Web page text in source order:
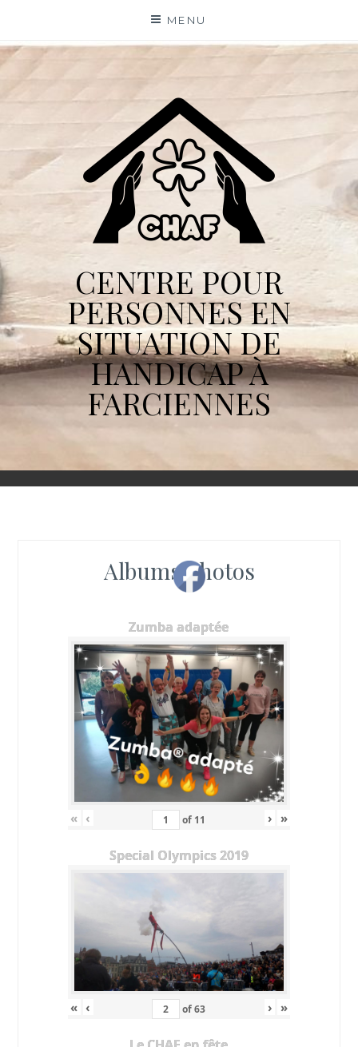
content
MENU
CENTRE POUR
PERSONNES EN
SITUATION DE
HANDICAP À
FARCIENNES
Albums photos
Zumba adaptée
« ‹ of 11 › »
Special Olympics 2019
« ‹ of63 › »